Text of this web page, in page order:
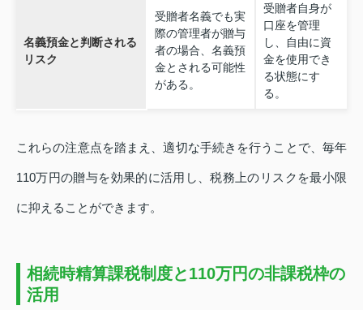
名義預金と判断される
リスク
受贈者名義でも実
際の管理者が贈与
者の場合、名義預
金とされる可能性
がある。
受贈者自身が
口座を管理
し、自由に資
金を使用でき
る状態にす
る。
これらの注意点を踏まえ、適切な手続きを行うことで、毎年
110万円の贈与を効果的に活用し、税務上のリスクを最小限
に抑えることができます。
相続時精算課税制度と110万円の非課税枠の
活用